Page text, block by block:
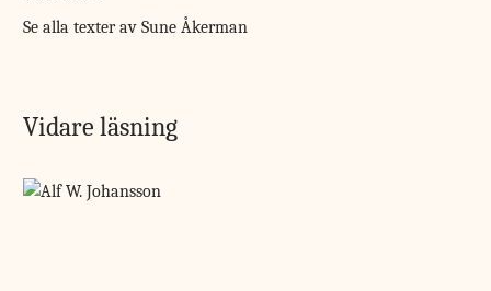
Se alla texter av Sune Åkerman
Vidare läsning